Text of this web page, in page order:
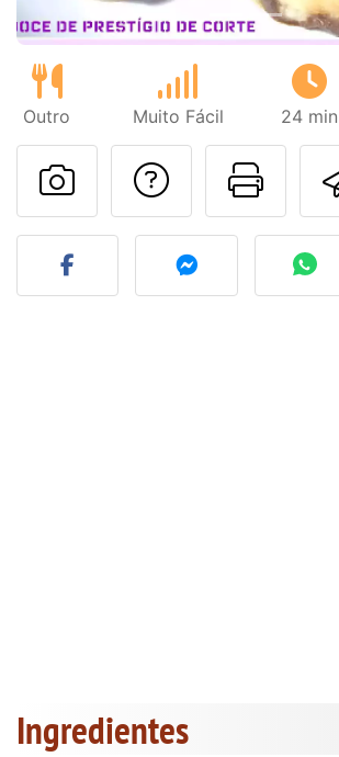
Outro Muito Fácil 24 min
Falar
Fez esta
Ingredientes